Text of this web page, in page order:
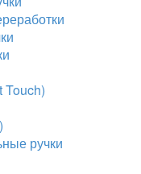
Touch)
ручки